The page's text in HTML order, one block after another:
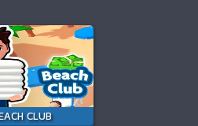
CLUB